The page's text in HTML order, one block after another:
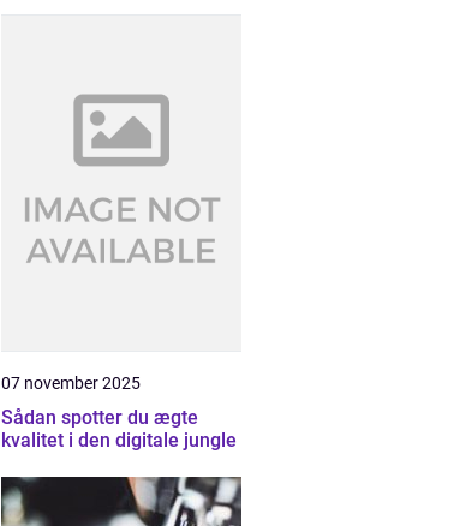
07 november 2025
Sådan spotter du ægte
kvalitet i den digitale jungle